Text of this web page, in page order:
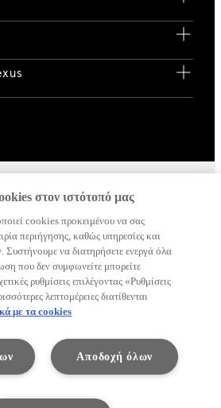
Όροι χρήσης
Νόμο Διαμοιρασμού Δεδομένων
Προσβασιμότητας
© Lexus 2026 -
Βιομηχανική και
Νερά, 15354 ΑΡ. Γ.Ε.ΜΗ.
στον ιστότοπό μας
cookies προκειμένου να σας
περιήγησης, καθώς υπηρεσίες και
Συστήνουμε να διατηρήσετε ενεργά όλα
που δεν συμφωνείτε μπορείτε
ρυθμίσεις επιλέγοντας «Ρυθμίσεις
λεπτομέρειες διατίθενται
με τα cookies
Αποδοχή όλων